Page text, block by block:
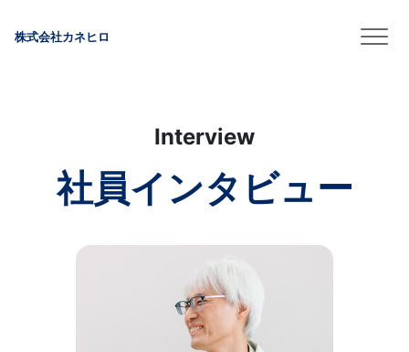
株式会社カネヒロ
Interview
社員インタビュー